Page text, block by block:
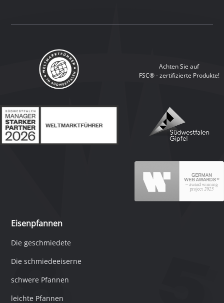
Achten Sie auf
FSC® - zertifizierte Produkte!
Eisenpfannen
Die geschmiedete
Die schmiedeeiserne
schwere Pfannen
leichte Pfannen